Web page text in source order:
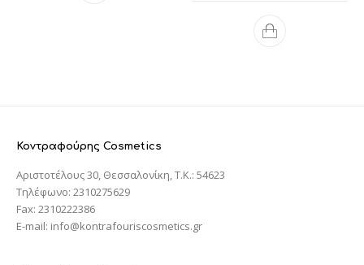
Κοντραφούρης Cosmetics
Αριστοτέλους 30, Θεσσαλονίκη, T.K.: 54623
Τηλέφωνο: 2310275629
Fax: 2310222386
E-mail: info@kontrafouriscosmetics.gr